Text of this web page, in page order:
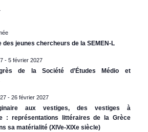
des jeunes chercheurs de la SEMEN-L
-5 février 2027
de la Société d’Études Médio et
-26 février 2027
aux vestiges, des vestiges à
: représentations littéraires de la Grèce
sa matérialité (XIVe-XIXe siècle)